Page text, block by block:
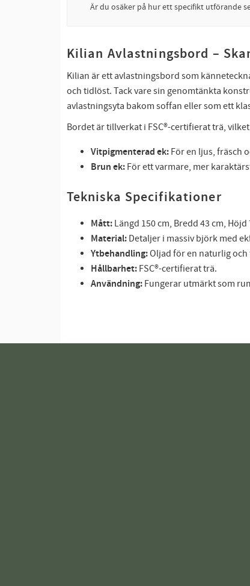
Är du osäker på hur ett specifikt utförande
Kilian Avlastningsbord –
Kilian är ett avlastningsbord som
och tidlöst. Tack vare sin genomtänkta
avlastningsyta bakom soffan eller som ett
Bordet är tillverkat i FSC®-certifierat trä,
Vitpigmenterad ek:För en ljus, fräsch
Brun ek:För ett varmare, mer
Tekniska Specifikationer
Mått:Längd 150 cm, Bredd 43 cm, Höjd
Material:Detaljer i massiv björk med
Ytbehandling:Oljad för en naturlig och
Hållbarhet:FSC®-certifierat trä.
Användning:Fungerar utmärkt som